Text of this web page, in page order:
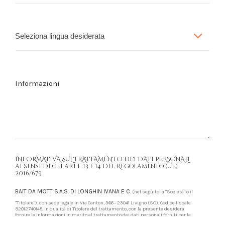
INFORMATIVA SUL TRATTAMENTO DEI DATI PERSONALI
ai sensi degli artt. 13 e 14 del Regolamento (UE)
2016/679
BAIT DA MOTT S.A.S. DI LONGHIN IVANA E C. (nel seguito la "Società" o il
"Titolare"), con sede legale in Via Canton, 366 - 23041 Livigno (SO), Codice fiscale
92012740145, in qualità di Titolare del trattamento, con la presente desidera
fornire le informazioni in merito al trattamento dei dati personali forniti per la